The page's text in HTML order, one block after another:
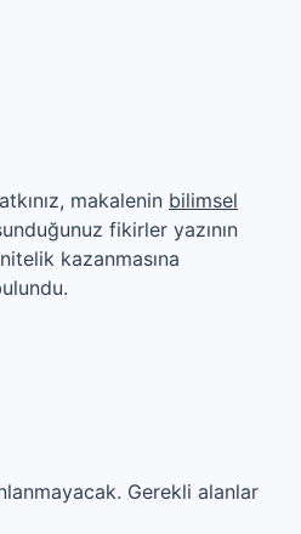
makalenin bilimsel
fikirler yazının
kazanmasına
Gerekli alanlar